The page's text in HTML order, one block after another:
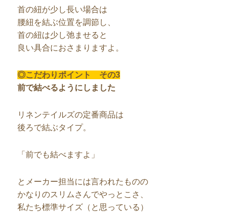
首の紐が少し長い場合は
腰紐を結ぶ位置を調節し、
首の紐は少し弛ませると
良い具合におさまりますよ。
◎こだわりポイント その3
前で結べるようにしました
リネンテイルズの定番商品は
後ろで結ぶタイプ。
「前でも結べますよ」
とメーカー担当には言われたものの
かなりのスリムさんでやっとこさ、
私たち標準サイズ（と思っている）